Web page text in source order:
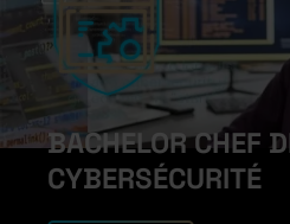
BACHELOR CHEF
CYBERSÉCURITÉ